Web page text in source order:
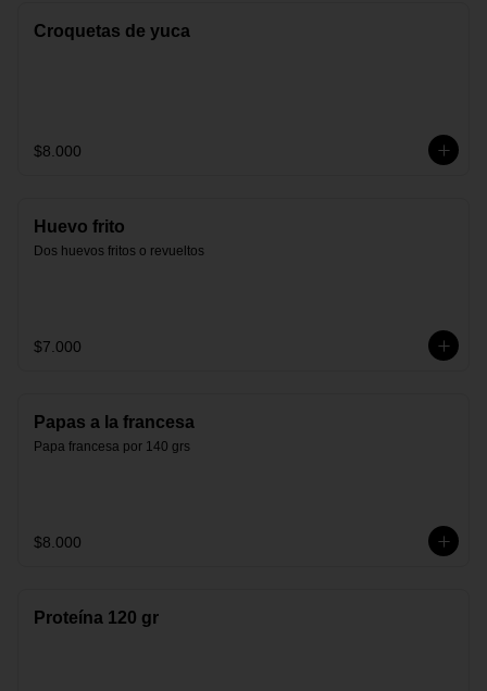
Croquetas de yuca
$8.000
Huevo frito
Dos huevos fritos o revueltos
$7.000
Papas a la francesa
Papa francesa por 140 grs
$8.000
Proteína 120 gr